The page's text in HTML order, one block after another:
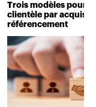
Trois modèles pour
clientèle par
référencement